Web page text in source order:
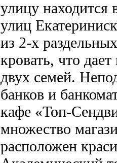
улицу находится
улиц
из 2-х
кровать, что
двух семей.
банков и
кафе «Топ-
множество
расположен